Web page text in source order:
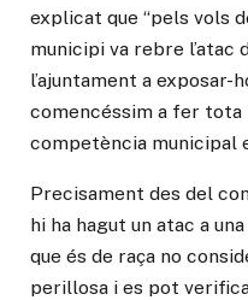
explicat que “pels vols
municipi va rebre l’atac
l’ajuntament a
comencéssim a fer tota
competència municipal
Precisament des del
hi ha hagut un atac a
que és de raça no
perillosa i es pot